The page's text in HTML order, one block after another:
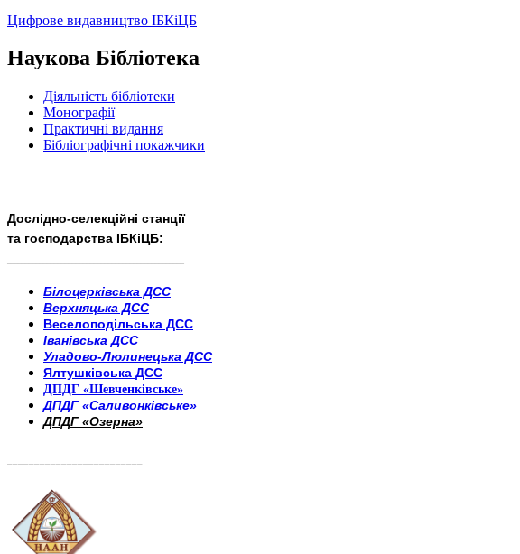
Цифрове видавництво ІБКіЦБ
Наукова Бібліотека
Діяльність бібліотеки
Монографії
Практичні видання
Бібліографічні покажчики
Дослідно-селекційні станції
та господарства ІБКіЦБ:
Білоцерківська ДСС
Верхняцька ДСС
Веселоподільська ДСС
Іванівська ДСС
Уладово-Люлинецька ДСС
Ялтушківська ДСС
ДПДГ «Шевченківське»
ДПДГ «Саливонківське»
ДПДГ «Озерна»